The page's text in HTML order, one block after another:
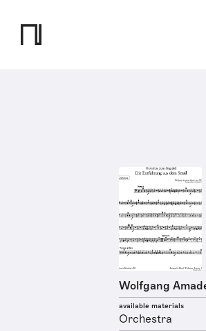
Wolfgang
available materials
Orchestra